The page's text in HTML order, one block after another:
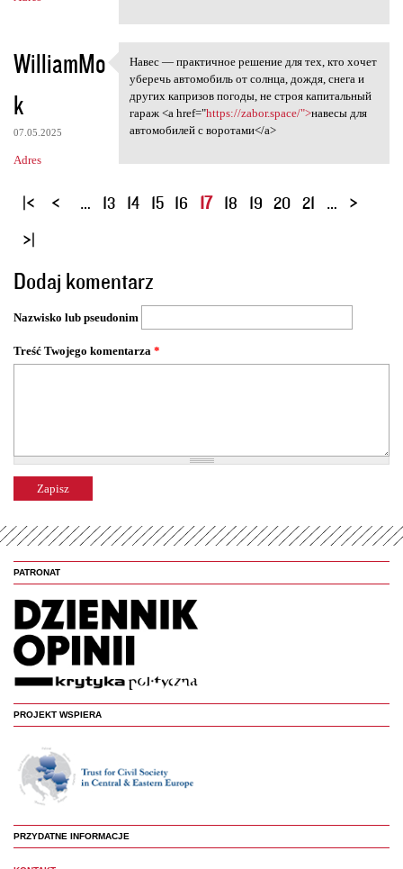
WilliamMo
k
07.05.2025
Adres
Навес — практичное решение
Навес — практичное решение для тех, кто хочет
уберечь автомобиль от солнца, дождя, снега и
других капризов погоды, не строя капитальный
гараж <a href="https://zabor.space/">навесы для
автомобилей с воротами</a>
S
o
n
y
… 13 14 15 16 17 18 19 20 21 …
Dodaj komentarz
Nazwisko lub pseudonim
Treść Twojego komentarza *
PATRONAT
PROJEKT WSPIERA
PRZYDATNE INFORMACJE